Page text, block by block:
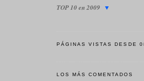
TOP 10 en 2009 ▼
PÁGINAS VISTAS DESDE
LOS MÁS COMENTADOS